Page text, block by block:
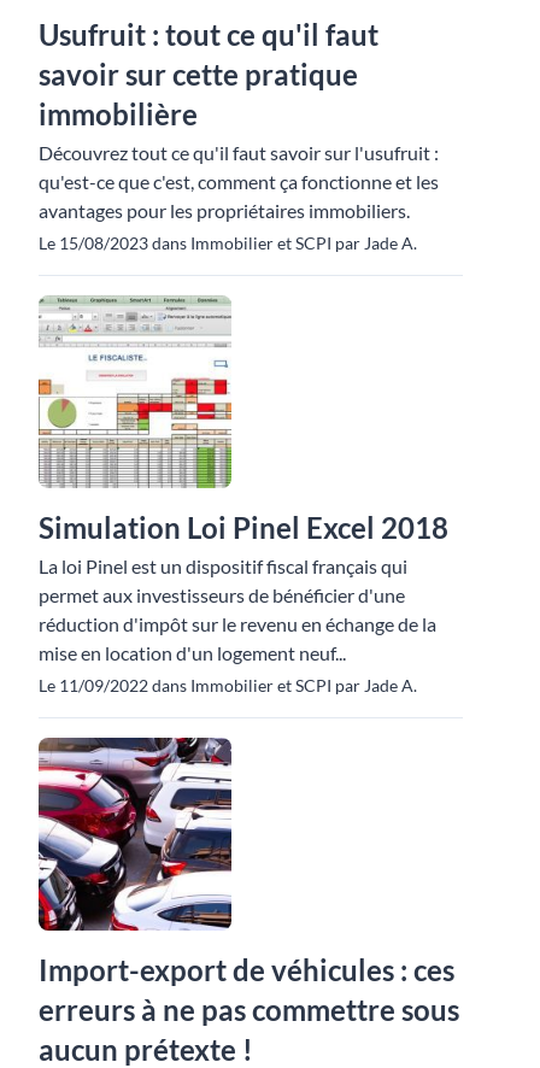
Usufruit : tout ce qu'il faut
savoir sur cette pratique
immobilière
Découvrez tout ce qu'il faut savoir sur l'usufruit :
qu'est-ce que c'est, comment ça fonctionne et les
avantages pour les propriétaires immobiliers.
Le 15/08/2023 dans Immobilier et SCPI par Jade A.
Simulation Loi Pinel Excel 2018
La loi Pinel est un dispositif fiscal français qui
permet aux investisseurs de bénéficier d'une
réduction d'impôt sur le revenu en échange de la
mise en location d'un logement neuf...
Le 11/09/2022 dans Immobilier et SCPI par Jade A.
Import-export de véhicules : ces
erreurs à ne pas commettre sous
aucun prétexte !